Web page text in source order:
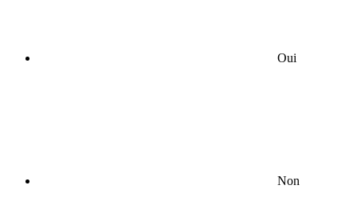
Oui
Non